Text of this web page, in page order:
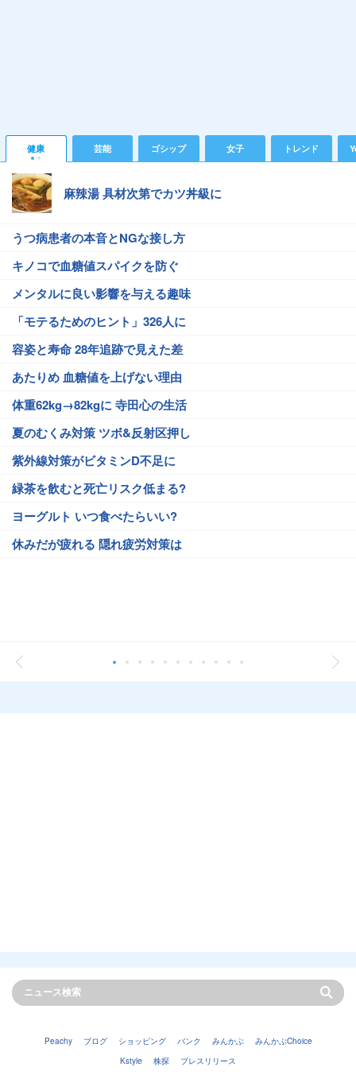
健康 芸能 ゴシップ 女子 トレンド
麻辣湯 具材次第でカツ丼級に
うつ病患者の本音とNGな接し方
キノコで血糖値スパイクを防ぐ
メンタルに良い影響を与える趣味
「モテるためのヒント」326人に
容姿と寿命 28年追跡で見えた差
あたりめ 血糖値を上げない理由
体重62kg→82kgに 寺田心の生活
夏のむくみ対策 ツボ&反射区押し
紫外線対策がビタミンD不足に
緑茶を飲むと死亡リスク低まる?
ヨーグルト いつ食べたらいい?
休みだが疲れる 隠れ疲労対策は
Peachy ブログ ショッピング バンク みんかぶ
みんかぶChoice
Kstyle
株探 プレスリリース